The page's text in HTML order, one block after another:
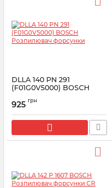
DLLA 140 PN 291
(F01G0V5000) BOSCH
Артикул:
925 грн